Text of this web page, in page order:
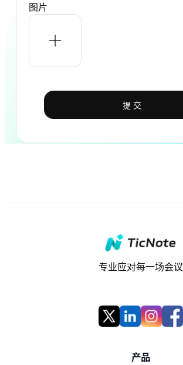
图片
提 交
专业应对每一场会议
产品